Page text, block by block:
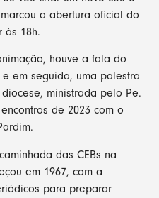
a abertura oficial do
às 18h.
houve a fala do
em seguida, uma palestra
ministrada pelo Pe.
de 2023 com o
das CEBs na
em 1967, com a
para preparar